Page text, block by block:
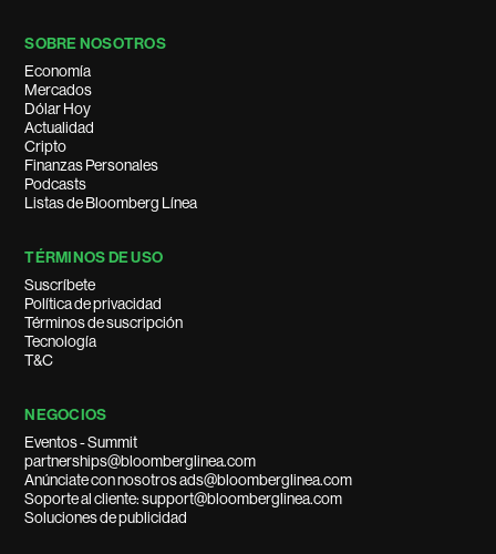
SOBRE NOSOTROS
Economía
Mercados
Dólar Hoy
Actualidad
Cripto
Finanzas Personales
Podcasts
Listas de Bloomberg Línea
TÉRMINOS DE USO
Suscríbete
Política de privacidad
Términos de suscripción
Tecnología
T&C
NEGOCIOS
Eventos - Summit
partnerships@bloomberglinea.com
Anúnciate con nosotros ads@bloomberglinea.com
Soporte al cliente: support@bloomberglinea.com
Soluciones de publicidad